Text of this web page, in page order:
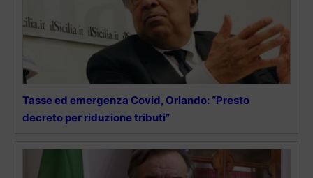
Tasse ed emergenza Covid, Orlando: “Presto
decreto per riduzione tributi”